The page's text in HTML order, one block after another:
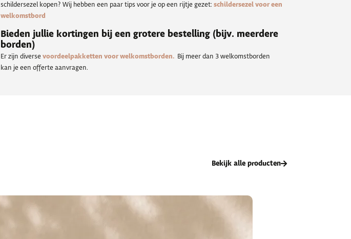
schildersezel kopen? Wij hebben een paar tips voor je op een rijtje gezet: schildersezel voor een
welkomstbord
Bieden jullie kortingen bij een grotere bestelling (bijv. meerdere
borden)
Er zijn diverse voordeelpakketten voor welkomstborden. Bij meer dan 3 welkomstborden
kan je een offerte aanvragen.
Bekijk alle producten